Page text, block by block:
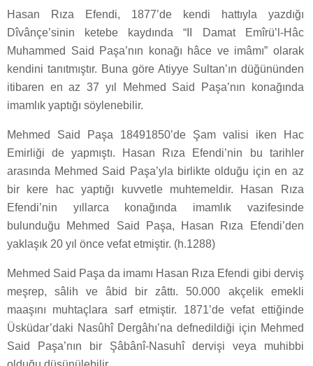
Hasan Rıza Efendi, 1877’de kendi hattıyla yazdığı
Dîvânçe’sinin ketebe kaydında “II Damat Emîrü’l-Hâc
Muhammed Said Paşa’nın konağı hâce ve imâmı” olarak
kendini tanıtmıştır. Buna göre Atiyye Sultan’ın düğününden
itibaren en az 37 yıl Mehmed Said Paşa’nın konağında
imamlık yaptığı söylenebilir.
Mehmed Said Paşa 1849­1850’de Şam valisi iken Hac
Emirliği de yapmıştı. Hasan Rıza Efendi’nin bu tarihler
arasında Mehmed Said Paşa’yla birlikte olduğu için en az
bir kere hac yaptığı kuvvetle muhtemeldir. Hasan Rıza
Efendi’nin yıllarca konağında imamlık vazifesinde
bulunduğu Mehmed Said Paşa, Hasan Rıza Efendi’den
yaklaşık 20 yıl önce vefat etmiştir. (h.1288)
Mehmed Said Paşa da imamı Hasan Rıza Efendi gibi derviş
meşrep, sâlih ve âbid bir zâttı. 50.000 akçelik emekli
maaşını muhtaçlara sarf etmiştir. 1871’de vefat ettiğinde
Üsküdar’daki Nasûhî Dergâhı’na defnedildiği için Mehmed
Said Paşa’nın bir Şâbânî-Nasuhî dervişi veya muhibbi